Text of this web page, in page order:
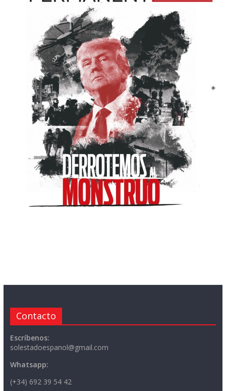
Contacto
Escríbenos:
solestadoespanol@gmail.com
Whatsapp:
(+34) 692 39 54 42